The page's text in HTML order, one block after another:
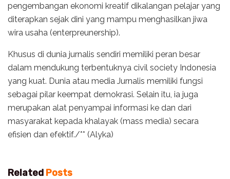
pengembangan ekonomi kreatif dikalangan pelajar yang
diterapkan sejak dini yang mampu menghasilkan jiwa
wira usaha (enterpreunership).
Khusus di dunia jurnalis sendiri memiliki peran besar
dalam mendukung terbentuknya civil society Indonesia
yang kuat. Dunia atau media Jurnalis memiliki fungsi
sebagai pilar keempat demokrasi. Selain itu, ia juga
merupakan alat penyampai informasi ke dan dari
masyarakat kepada khalayak (mass media) secara
efisien dan efektif./** (Alyka)
Related Posts